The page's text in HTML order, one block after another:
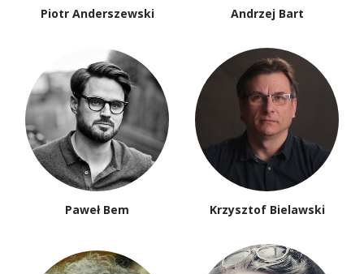
Piotr Anderszewski Andrzej Bart
Paweł Bem Krzysztof Bielawski